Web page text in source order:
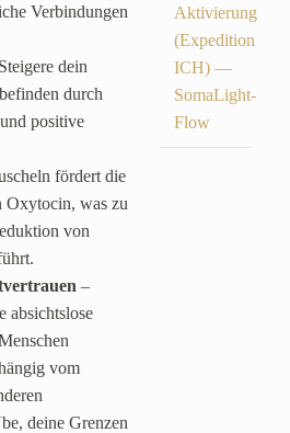
Verbindungen
dein
durch
positive
fördert die
Oxytocin, was zu
von
–
absichtslose
vom
deine Grenzen
Aktivierung
(Expedition
ICH) —
SomaLight-
Flow